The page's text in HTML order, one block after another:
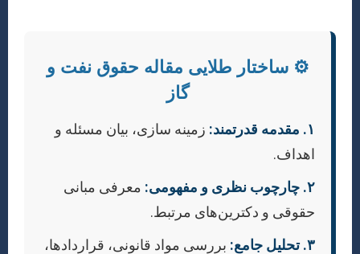
⚙️ ساختار طلایی مقاله حقوق نفت و
گاز
۱. مقدمه قدرتمند:
زمینه سازی، بیان مسئله و
اهداف.
۲. چارچوب نظری و مفهومی:
معرفی مبانی
حقوقی و دکترین‌های مرتبط.
۳. تحلیل جامع:
بررسی مواد قانونی، قراردادها،